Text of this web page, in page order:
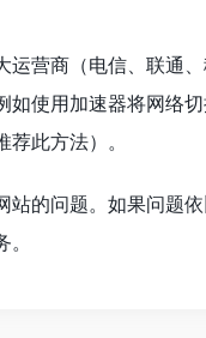
运营商（电信、联通
使用加速器将网络
此方法）。
站的问题。如果问题